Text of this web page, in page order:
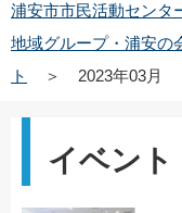
浦安市市民活動センタ
地域グループ・浦安
ト
＞ 2023年03月
イベント